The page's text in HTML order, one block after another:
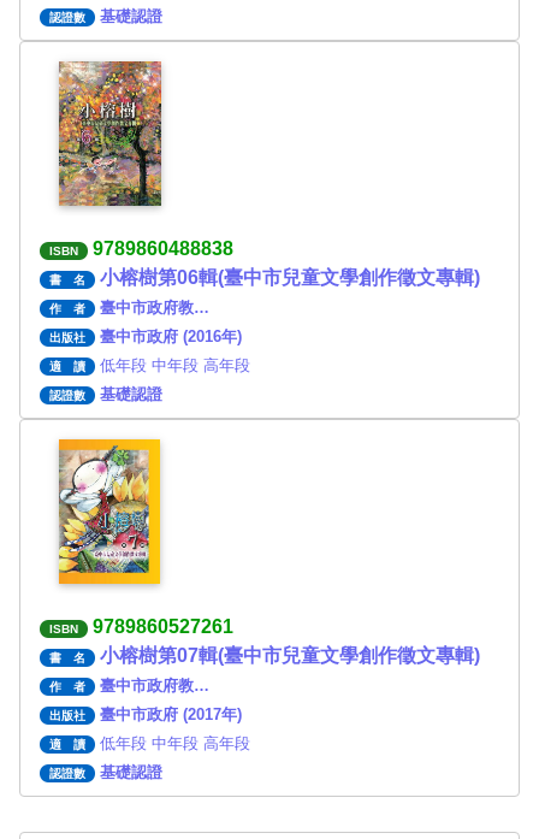
認證數 基礎認證
ISBN 9789860488838
書 名 小榕樹第06輯(臺中市兒童文學創作徵文專輯)
作 者 臺中市政府教…
出版社 臺中市政府 (2016年)
適 讀 低年段 中年段 高年段
認證數 基礎認證
ISBN 9789860527261
書 名 小榕樹第07輯(臺中市兒童文學創作徵文專輯)
作 者 臺中市政府教…
出版社 臺中市政府 (2017年)
適 讀 低年段 中年段 高年段
認證數 基礎認證